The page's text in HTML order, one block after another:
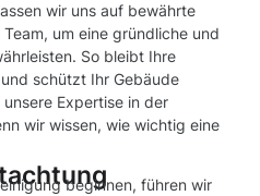
wir uns auf bewährte
um eine gründliche und
So bleibt Ihre
schützt Ihr Gebäude
Expertise in der
wir wissen, wie wichtig eine
beginnen, führen wir